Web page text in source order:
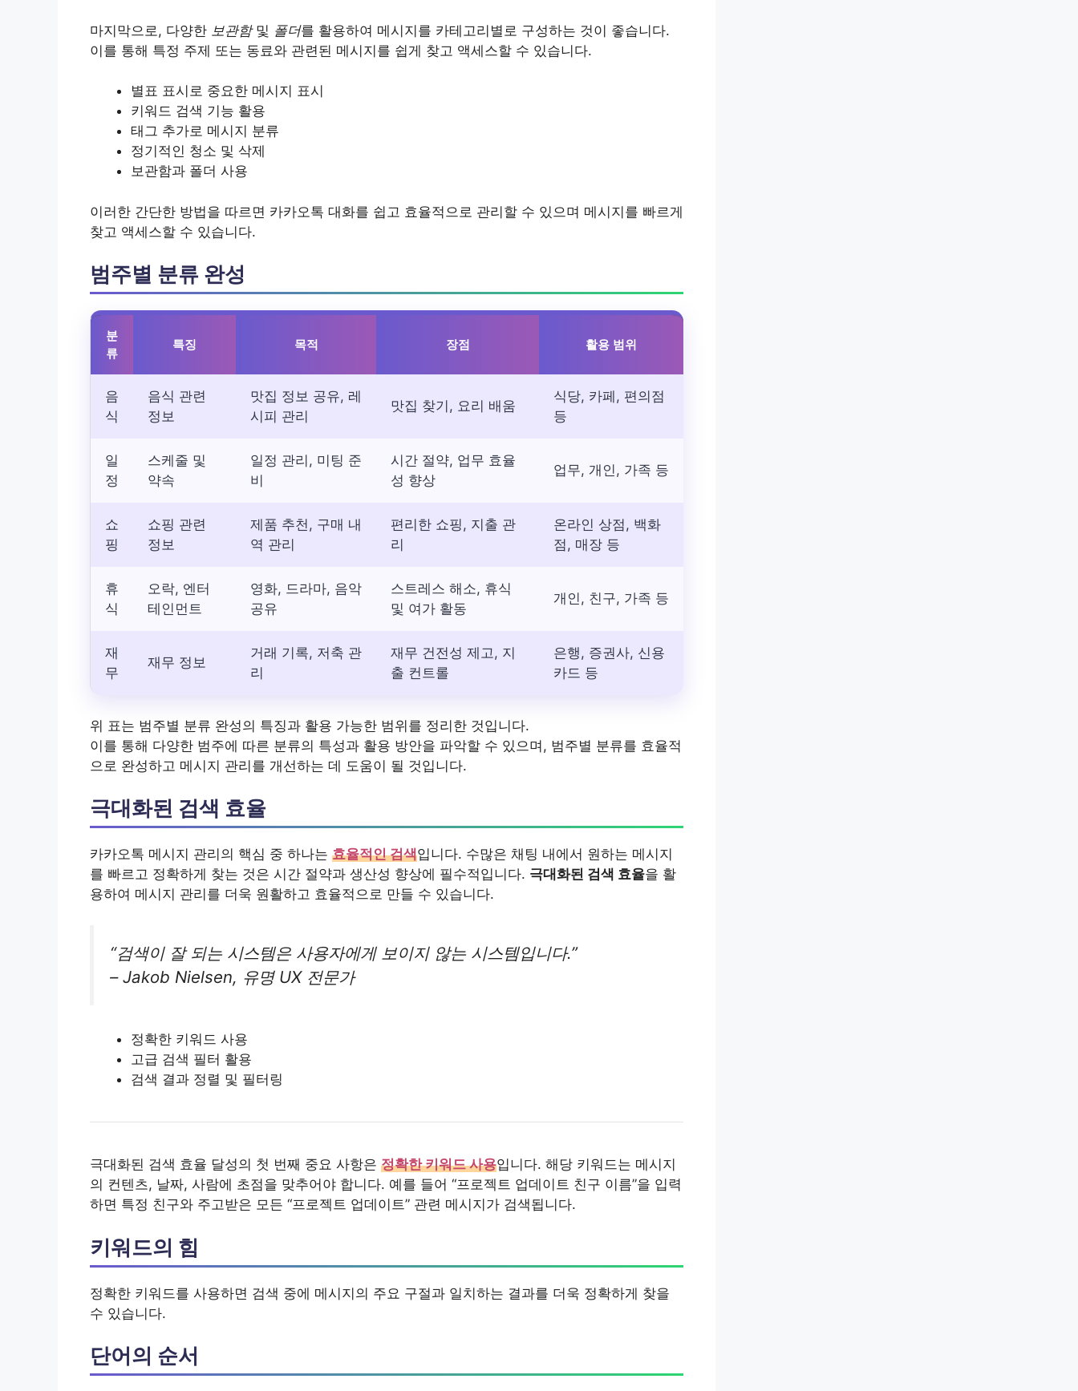
마지막으로, 다양한 보관함및 폴더를 활용하여 메시지를 카테고리별로 구성하는 것이 좋습니다.
이를 통해 특정 주제 또는 동료와 관련된 메시지를 쉽게 찾고 액세스할 수 있습니다.
별표 표시로 중요한 메시지 표시
키워드 검색 기능 활용
태그 추가로 메시지 분류
정기적인 청소 및 삭제
보관함과 폴더 사용
이러한 간단한 방법을 따르면 카카오톡 대화를 쉽고 효율적으로 관리할 수 있으며 메시지를 빠르게
찾고 액세스할 수 있습니다.
범주별 분류 완성
분
류
특징 목적 장점 활용 범위
음
식
음식 관련
정보
맛집 정보 공유, 레
시피 관리
맛집 찾기, 요리 배움
식당, 카페, 편의점
등
일
정
스케줄 및
약속
일정 관리, 미팅 준
비
시간 절약, 업무 효율
성 향상
업무, 개인, 가족 등
쇼
핑
쇼핑 관련
정보
제품 추천, 구매 내
역 관리
편리한 쇼핑, 지출 관
리
온라인 상점, 백화
점, 매장 등
휴
식
오락, 엔터
테인먼트
영화, 드라마, 음악
공유
스트레스 해소, 휴식
및 여가 활동
개인, 친구, 가족 등
재
무
재무 정보
거래 기록, 저축 관
리
재무 건전성 제고, 지
출 컨트롤
은행, 증권사, 신용
카드 등
위 표는 범주별 분류 완성의 특징과 활용 가능한 범위를 정리한 것입니다.
이를 통해 다양한 범주에 따른 분류의 특성과 활용 방안을 파악할 수 있으며, 범주별 분류를 효율적
으로 완성하고 메시지 관리를 개선하는 데 도움이 될 것입니다.
극대화된 검색 효율
카카오톡 메시지 관리의 핵심 중 하나는 효율적인 검색입니다. 수많은 채팅 내에서 원하는 메시지
를 빠르고 정확하게 찾는 것은 시간 절약과 생산성 향상에 필수적입니다. 극대화된 검색 효율을 활
용하여 메시지 관리를 더욱 원활하고 효율적으로 만들 수 있습니다.
“검색이 잘 되는 시스템은 사용자에게 보이지 않는 시스템입니다.”
– Jakob Nielsen, 유명 UX 전문가
정확한 키워드 사용
고급 검색 필터 활용
검색 결과 정렬 및 필터링
극대화된 검색 효율 달성의 첫 번째 중요 사항은 정확한 키워드 사용입니다. 해당 키워드는 메시지
의 컨텐츠, 날짜, 사람에 초점을 맞추어야 합니다. 예를 들어 “프로젝트 업데이트 친구 이름”을 입력
하면 특정 친구와 주고받은 모든 “프로젝트 업데이트” 관련 메시지가 검색됩니다.
키워드의 힘
정확한 키워드를 사용하면 검색 중에 메시지의 주요 구절과 일치하는 결과를 더욱 정확하게 찾을
수 있습니다.
단어의 순서